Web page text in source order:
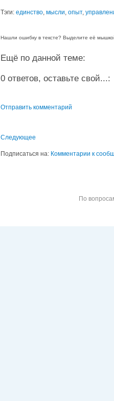
Тэги: единство, мысли, опыт,
Нашли ошибку в тексте? Выделите её
Ещё по данной теме:
0 ответов, оставьте свой...:
Отправить комментарий
Следующее
Подписаться на: Комментарии к
По